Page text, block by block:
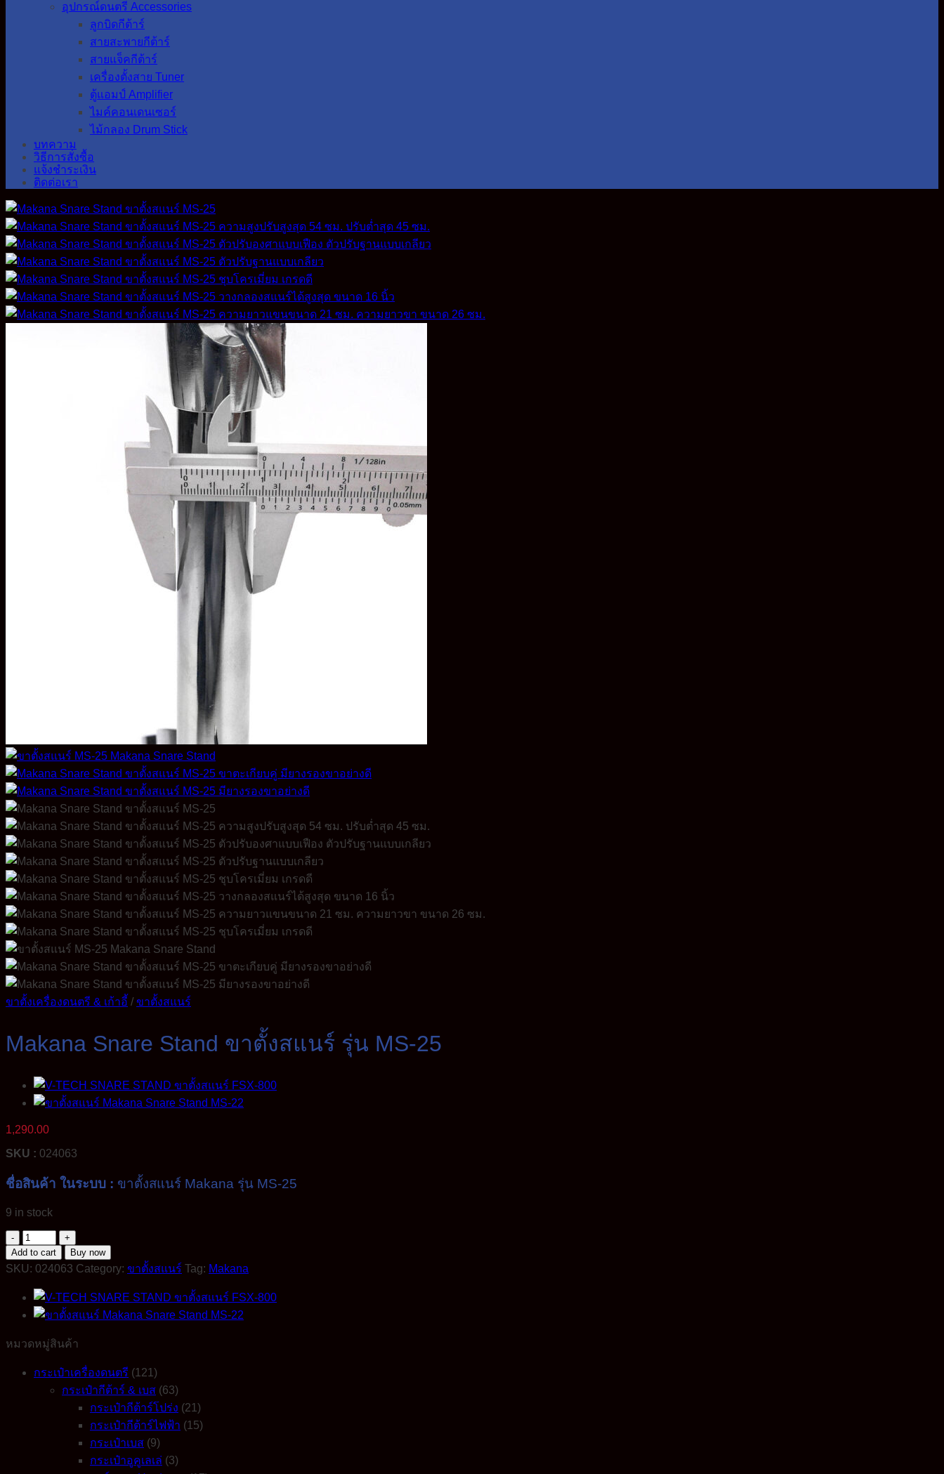
อุปกรณ์ดนตรี Accessories
ลูกบิดกีต้าร์
สายสะพายกีต้าร์
สายแจ็คกีต้าร์
เครื่องตั้งสาย Tuner
ตู้แอมป์ Amplifier
ไมค์คอนเดนเซอร์
ไม้กลอง Drum Stick
บทความ
วิธีการสั่งซื้อ
แจ้งชำระเงิน
ติดต่อเรา
ขาตั้งเครื่องดนตรี & เก้าอี้ / ขาตั้งสแนร์
Makana Snare Stand ขาตั้งสแนร์ รุ่น MS-25
1,290.00
SKU : 024063
ชื่อสินค้า ในระบบ : ขาตั้งสแนร์ Makana รุ่น MS-25
9 in stock
Makana
Snare
Stand
ขา
ตั้ง
สแนร์
MS-
quantity
Add to cart Buy now
SKU: 024063 Category: ขาตั้งสแนร์ Tag: Makana
หมวดหมู่สินค้า
กระเป๋าเครื่องดนตรี (121)
กระเป๋ากีต้าร์ & เบส (63)
กระเป๋ากีต้าร์โปร่ง (21)
กระเป๋ากีต้าร์ไฟฟ้า (15)
กระเป๋าเบส (9)
กระเป๋าอูคูเลเล่ (3)